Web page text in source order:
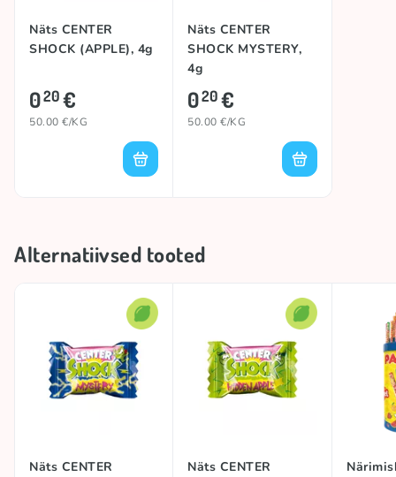
Näts CENTER
SHOCK (APPLE), 4g
020€
50.00 €/KG
Näts CENTER
SHOCK MYSTERY,
4g
020€
50.00 €/KG
Alternatiivsed tooted
Näts CENTER
Näts CENTER